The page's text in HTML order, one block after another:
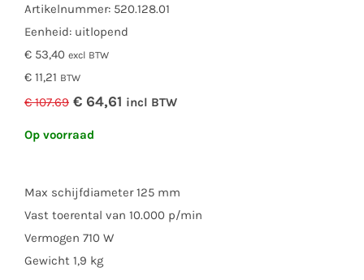
Artikelnummer: 520.128.01
Eenheid: uitlopend
€ 53,40 excl BTW
€ 11,21 BTW
€ 107.69 € 64,61 incl BTW
Op voorraad
Max schijfdiameter 125 mm
Vast toerental van 10.000 p/min
Vermogen 710 W
Gewicht 1,9 kg